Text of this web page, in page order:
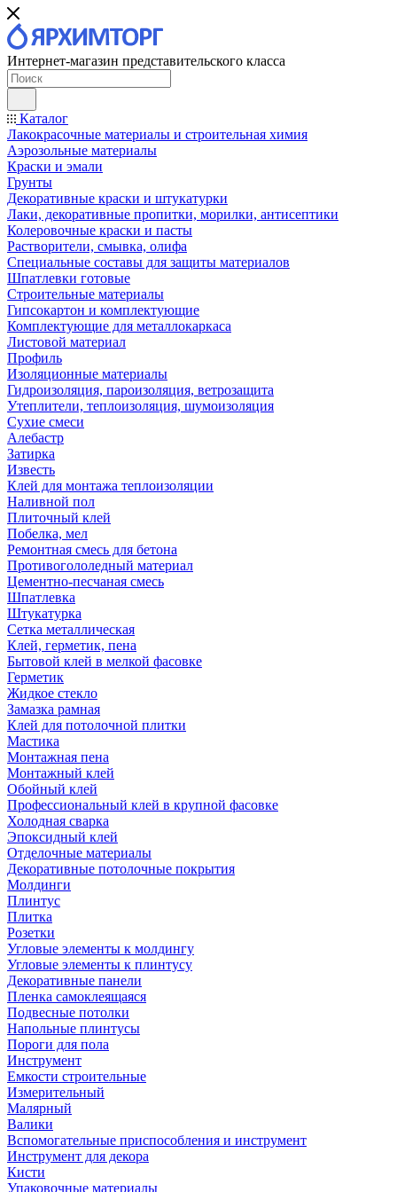
Интернет-магазин представительского класса
Каталог
Лакокрасочные материалы и строительная химия
Аэрозольные материалы
Краски и эмали
Грунты
Декоративные краски и штукатурки
Лаки, декоративные пропитки, морилки, антисептики
Колеровочные краски и пасты
Растворители, смывка, олифа
Специальные составы для защиты материалов
Шпатлевки готовые
Строительные материалы
Гипсокартон и комплектующие
Комплектующие для металлокаркаса
Листовой материал
Профиль
Изоляционные материалы
Гидроизоляция, пароизоляция, ветрозащита
Утеплители, теплоизоляция, шумоизоляция
Сухие смеси
Алебастр
Затирка
Известь
Клей для монтажа теплоизоляции
Наливной пол
Плиточный клей
Побелка, мел
Ремонтная смесь для бетона
Противогололедный материал
Цементно-песчаная смесь
Шпатлевка
Штукатурка
Сетка металлическая
Клей, герметик, пена
Бытовой клей в мелкой фасовке
Герметик
Жидкое стекло
Замазка рамная
Клей для потолочной плитки
Мастика
Монтажная пена
Монтажный клей
Обойный клей
Профессиональный клей в крупной фасовке
Холодная сварка
Эпоксидный клей
Отделочные материалы
Декоративные потолочные покрытия
Молдинги
Плинтус
Плитка
Розетки
Угловые элементы к молдингу
Угловые элементы к плинтусу
Декоративные панели
Пленка самоклеящаяся
Подвесные потолки
Напольные плинтусы
Пороги для пола
Инструмент
Емкости строительные
Измерительный
Малярный
Валики
Вспомогательные приспособления и инструмент
Инструмент для декора
Кисти
Упаковочные материалы